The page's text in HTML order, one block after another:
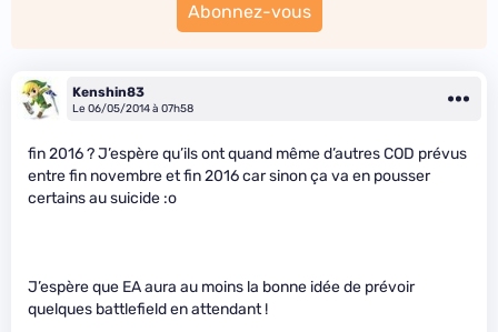
Abonnez-vous
Kenshin83
Le 06/05/2014 à 07h58
fin 2016 ? J’espère qu’ils ont quand même d’autres COD prévus
entre fin novembre et fin 2016 car sinon ça va en pousser
certains au suicide :o
J’espère que EA aura au moins la bonne idée de prévoir
quelques battlefield en attendant !